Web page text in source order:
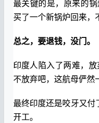
最关键的是，原来的
买了一个新锅炉回来，
总之，要退钱，没门。
印度人陷入了两难，
不放弃吧，这航母俨然
最终印度还是咬牙又
开工。